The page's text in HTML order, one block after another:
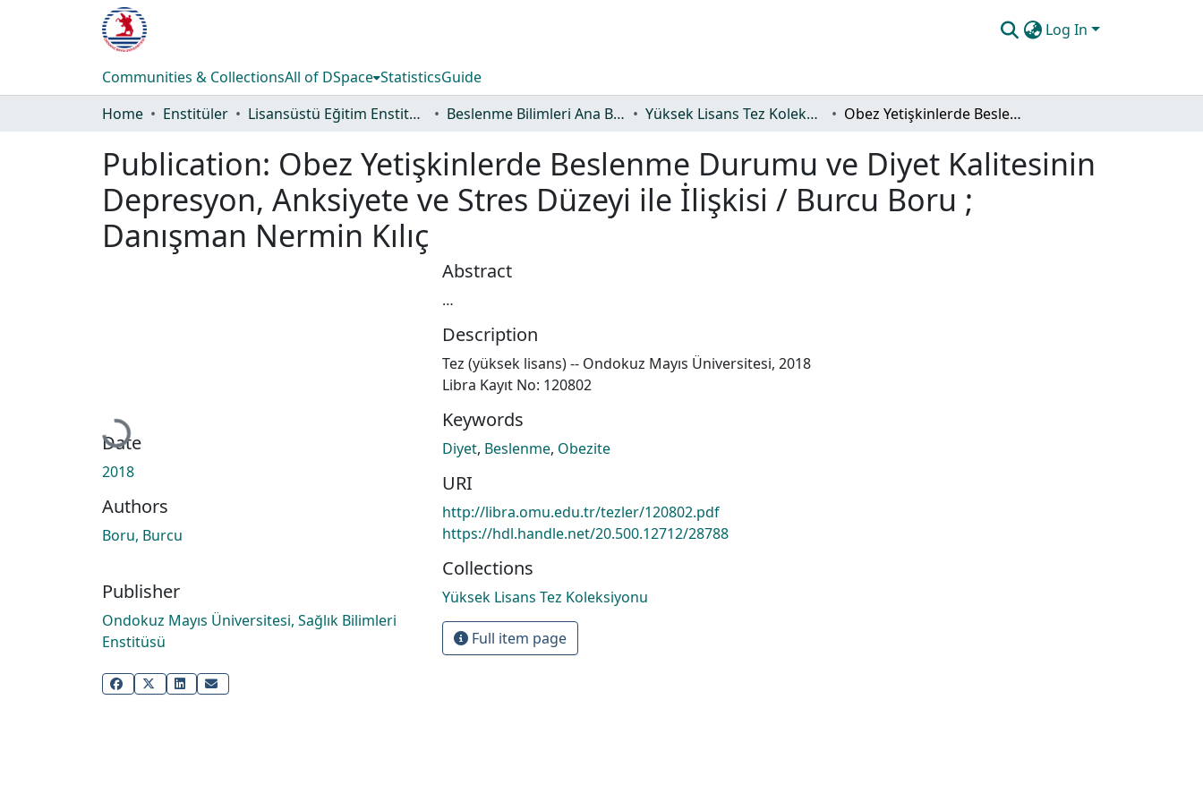
Log In
Communities & CollectionsAll of DSpace StatisticsGuide
Home
Enstitüler Lisansüstü Eğitim Enstitüsü Beslenme Bilimleri Ana Bilim Dalı Yüksek Lisans Tez Koleksiyonu Obez Yetişkinlerde Beslenme Durumu ve Diyet Kalitesinin Depresyon, Anksiyete ve Stres Düzeyi ile İlişkisi / Burcu Boru ; Danışman Nermin Kılıç
Publication: Obez Yetişkinlerde Beslenme Durumu ve Diyet Kalitesinin
Depresyon, Anksiyete ve Stres Düzeyi ile İlişkisi / Burcu Boru ;
Danışman Nermin Kılıç
Loading...
Date
2018
Authors
Boru, Burcu
Publisher
Ondokuz Mayıs Üniversitesi, Sağlık Bilimleri
Enstitüsü
Abstract
…
Description
Tez (yüksek lisans) -- Ondokuz Mayıs Üniversitesi, 2018
Libra Kayıt No: 120802
Keywords
Diyet, Beslenme, Obezite
URI
http://libra.omu.edu.tr/tezler/120802.pdf
https://hdl.handle.net/20.500.12712/28788
Collections
Yüksek Lisans Tez Koleksiyonu
Full item page